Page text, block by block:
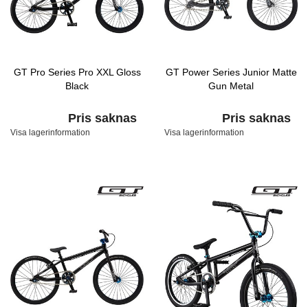
GT Pro Series Pro XXL Gloss
Black
Pris saknas
Visa lagerinformation
GT Power Series Junior Matte
Gun Metal
Pris saknas
Visa lagerinformation